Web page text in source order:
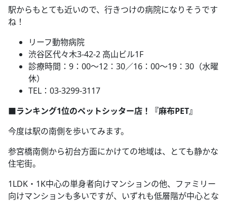
駅からもとても近いので、行きつけの病院になりそうです
ね！
リーフ動物病院
渋谷区代々木3-42-2 高山ビル1F
診療時間：9：00～12：30／16：00～19：30（水曜
休）
TEL：03-3299-3117
■ランキング1位のペットシッター店！『麻布PET』
今度は駅の南側を歩いてみます。
参宮橋南側から初台方面にかけての地域は、とても静かな
住宅街。
1LDK・1K中心の単身者向けマンションの他、ファミリー
向けマンションも多いですが、いずれも低層階が中心とな